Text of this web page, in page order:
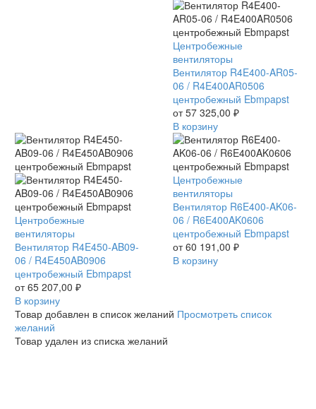
Вентилятор
R4E400-
AR05-
06
/
R4E400AR0506
центробежный
Ebmpapst
Центробежные
вентиляторы
Вентилятор R4E400-AR05-
06 / R4E400AR0506
центробежный Ebmpapst
от57 325,00 ₽
В корзину
Вентилятор
R4E450-
AB09-
06
/
R4E450AB0906
центробежный
Ebmpapst
Центробежные
вентиляторы
Вентилятор R4E450-AB09-
06 / R4E450AB0906
центробежный Ebmpapst
от65 207,00 ₽
В корзину
Вентилятор
R6E400-
AK06-
06
/
R6E400AK0606
центробежный
Центробежные
вентиляторы
Вентилятор R6E400-AK06-
06 / R6E400AK0606
центробежный Ebmpapst
от60 191,00 ₽
В корзину
Товар добавлен в список желаний Просмотреть список
желаний
Товар удален из списка желаний